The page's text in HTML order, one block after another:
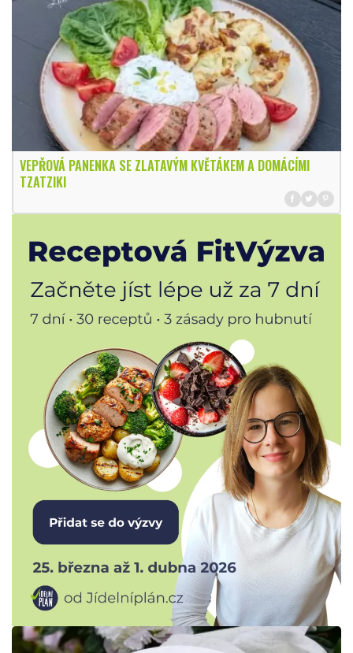
VEPŘOVÁ PANENKA SE ZLATAVÝM KVĚTÁKEM A DOMÁCÍMI
TZATZIKI